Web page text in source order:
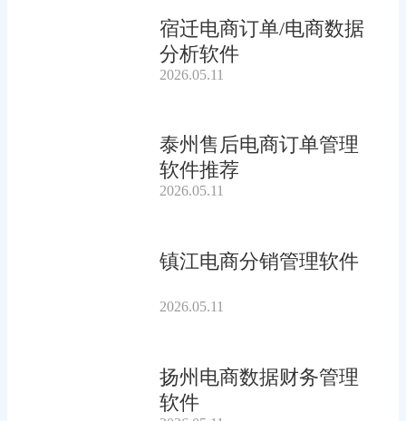
宿迁电商订单/电商数据
分析软件
2026.05.11
泰州售后电商订单管理
软件推荐
2026.05.11
镇江电商分销管理软件
2026.05.11
扬州电商数据财务管理
软件